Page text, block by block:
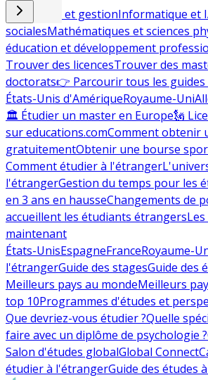
Commerce et gestionInformatique et
socialesMathématiques et sciences
éducation et développement
Trouver des licencesTrouver des
doctorats👉 Parcourir tous les guides
États-Unis d'AmériqueRoyaume-Uni
🏛 Étudier un master en Europe🗽
sur educations.comComment obtenir
gratuitementObtenir une bourse
Comment étudier à l'étranger
l'étrangerGestion du temps pour les
en 3 ans en hausseChangements de
accueillent les étudiants étrangers
maintenant
États-UnisEspagneFranceRoyaume-
l'étrangerGuide des stagesGuide des
Meilleurs pays au mondeMeilleurs
top 10Programmes d'études et
Que devriez-vous étudier ?Quelle
faire avec un diplôme de psychologie ?
Salon d'études globalGlobal Connect
étudier à l'étrangerGuide des études